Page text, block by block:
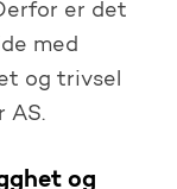
er det
med
og trivsel
AS.
og